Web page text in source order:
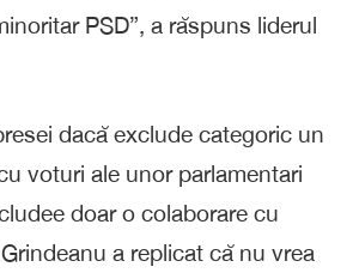
PSD”, a răspuns liderul
dacă exclude categoric un
voturi ale unor parlamentari
doar o colaborare cu
a replicat că nu vrea